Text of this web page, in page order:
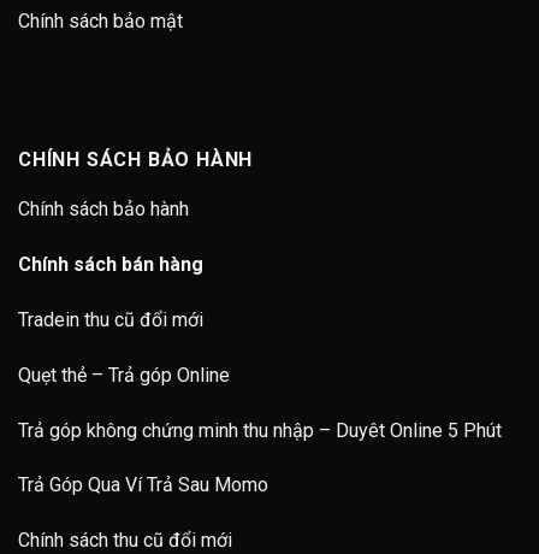
Chính sách bảo mật
CHÍNH SÁCH BẢO HÀNH
Chính sách bảo hành
Chính sách bán hàng
Tradein thu cũ đổi mới
Quẹt thẻ – Trả góp Online
Trả góp không chứng minh thu nhập – Duyêt Online 5 Phút
Trả Góp Qua Ví Trả Sau Momo
Chính sách thu cũ đổi mới